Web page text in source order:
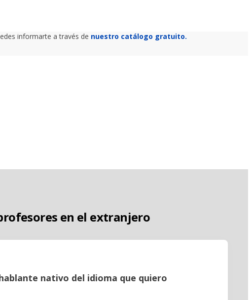
informarte a través de nuestro catálogo gratuito.
en el extranjero
nativo del idioma que quiero